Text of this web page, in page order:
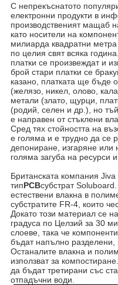
С непрекъснатото
електронни продукти в
производственият мащаб
като носители на
милиарда квадратни
по целия свят всяка
платки се произвеждат и
брой стари платки се
казано, платката ще бъде
(желязо, никел, олово,
метали (злато, щурци,
(родий, селен и др.), но
е направен от стъклени
Сред тях стойността на
е голяма и е трудно да се
депониране, изгаряне или
голяма загуба на ресурси
Британската компания
типPCBсубстрат
естествени влакна в
субстратите FR-4, които
Докато този материал се
градуса по Целзий за 30
слоеве, така че
бъдат напълно разделени,
Останалите влакна и
използват за
да бъдат третирани със
отпадъчни води.